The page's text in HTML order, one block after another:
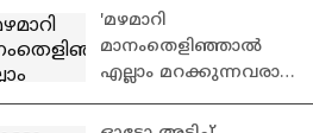
കേരളത്തിൽ
പ്രളയമുണ്ടായത്' |
'മഴമാറി
മാനംതെളിഞ്ഞാൽ
എല്ലാം മറക്കുന്നവരാണ്
മുന്നറിയിപ്പുകൾ